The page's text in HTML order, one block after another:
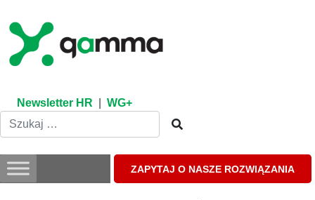
content
Newsletter HR WG+
ZAPYTAJ O NASZE ROZWIĄZANIA